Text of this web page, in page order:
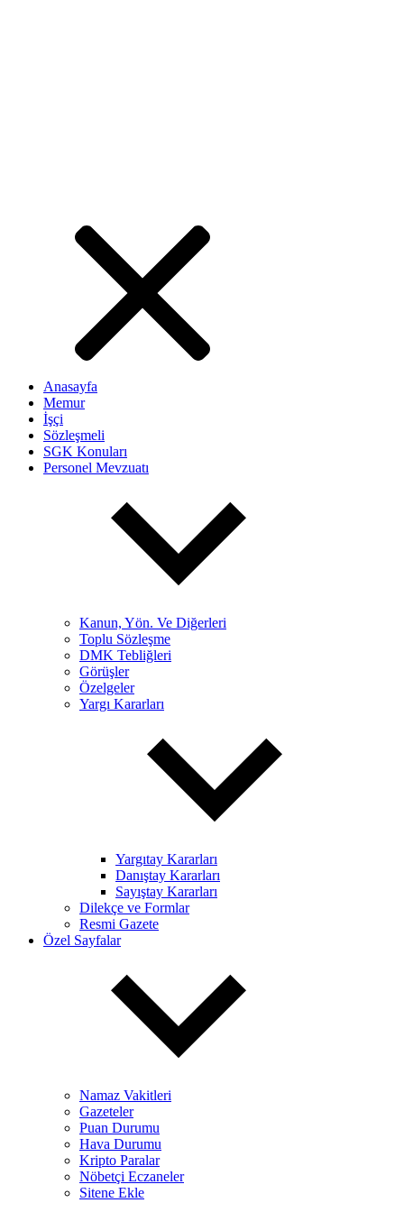
Anasayfa
Memur
İşçi
Sözleşmeli
SGK Konuları
Personel Mevzuatı
Kanun, Yön. Ve Diğerleri
Toplu Sözleşme
DMK Tebliğleri
Görüşler
Özelgeler
Yargı Kararları
Yargıtay Kararları
Danıştay Kararları
Sayıştay Kararları
Dilekçe ve Formlar
Resmi Gazete
Özel Sayfalar
Namaz Vakitleri
Gazeteler
Puan Durumu
Hava Durumu
Kripto Paralar
Nöbetçi Eczaneler
Sitene Ekle